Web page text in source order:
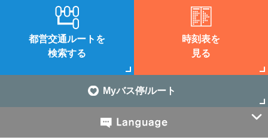
都営交通ルートを
検索する
時刻表を
見る
Myバス停/ルート
